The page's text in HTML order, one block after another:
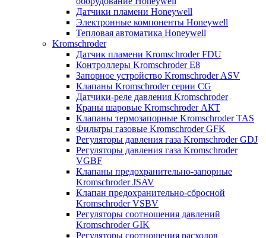
Датчики пламени Honeywell
Электронные компоненты Honeywell
Тепловая автоматика Honeywell
Kromschroder
Датчик пламени Kromschroder FDU
Контроллеры Kromschroder E8
Запорное устройство Kromschroder ASV
Клапаны Kromschroder серии CG
Датчики-реле давления Kromschroder
Краны шаровые Kromschroder АКТ
Клапаны термозапорные Kromschroder TAS
Фильтры газовые Kromschroder GFK
Регуляторы давления газа Kromschroder GDJ
Регуляторы давления газа Kromschroder
VGBF
Клапаны предохранительно-запорные
Kromschroder JSAV
Клапан предохранительно-сбросной
Kromschroder VSBV
Регуляторы соотношения давлений
Kromschroder GIK
Регуляторы соотношения расходов